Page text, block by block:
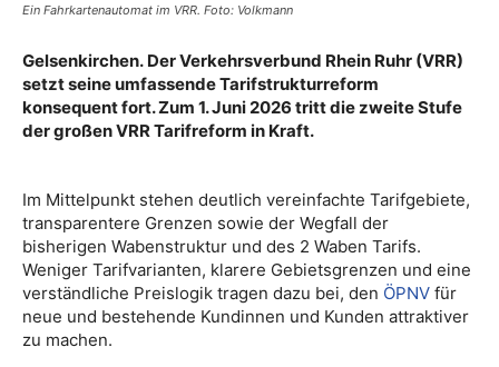
Ein Fahrkartenautomat im VRR. Foto: Volkmann
Gelsenkirchen. Der Verkehrsverbund Rhein Ruhr (VRR)
setzt seine umfassende Tarifstrukturreform
konsequent fort. Zum 1. Juni 2026 tritt die zweite Stufe
der großen VRR Tarifreform in Kraft.
Im Mittelpunkt stehen deutlich vereinfachte Tarifgebiete,
transparentere Grenzen sowie der Wegfall der
bisherigen Wabenstruktur und des 2 Waben Tarifs.
Weniger Tarifvarianten, klarere Gebietsgrenzen und eine
verständliche Preislogik tragen dazu bei, den ÖPNV für
neue und bestehende Kundinnen und Kunden attraktiver
zu machen.